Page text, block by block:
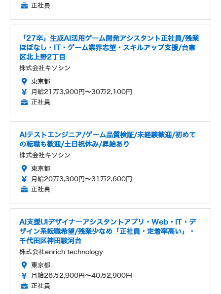
正社員
「27卒」生成AI活用ゲーム開発アシスタント正社員/残業
ほぼなし・IT・ゲーム業界志望・スキルアップ支援/台東
区北上野2丁目
株式会社キソシン
東京都
月給21万3,900円～30万2,100円
正社員
AIテストエンジニア/ゲーム品質検証/未経験歓迎/初めて
の転職も歓迎/土日祝休み/昇給あり
株式会社キソシン
東京都
月給20万3,300円～31万2,600円
正社員
AI支援UIデザイナーアシスタントアプリ・Web・IT・デ
ザイン系転職希望/残業少なめ「正社員・定着率高い」・
千代田区神田駿河台
株式会社enrich technology
東京都
月給26万2,900円～40万2,900円
正社員